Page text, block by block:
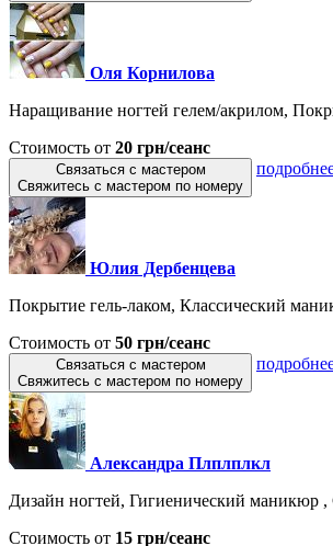
Оля Корнилова
Наращивание ногтей гелем/акрилом,
Стоимость от 20 грн/сеанс
Связаться с мастером
Свяжитесь с мастером по номеру
Юлия Дербенцева
Покрытие гель-лаком, Классический
Стоимость от 50 грн/сеанс
Связаться с мастером
Свяжитесь с мастером по номеру
Александра Плплплкл
Дизайн ногтей, Гигиенический маникюр ,
Стоимость от 15 грн/сеанс